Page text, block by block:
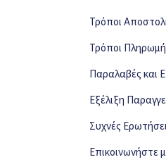
Τρόποι
Τρόποι
Παραλαβές και
Εξέλιξη
Συχνές
Επικοινωνήστε